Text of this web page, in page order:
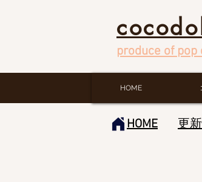
produce of
HOME
HOME 更